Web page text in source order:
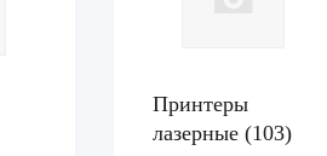
Принтеры
лазерные (103)